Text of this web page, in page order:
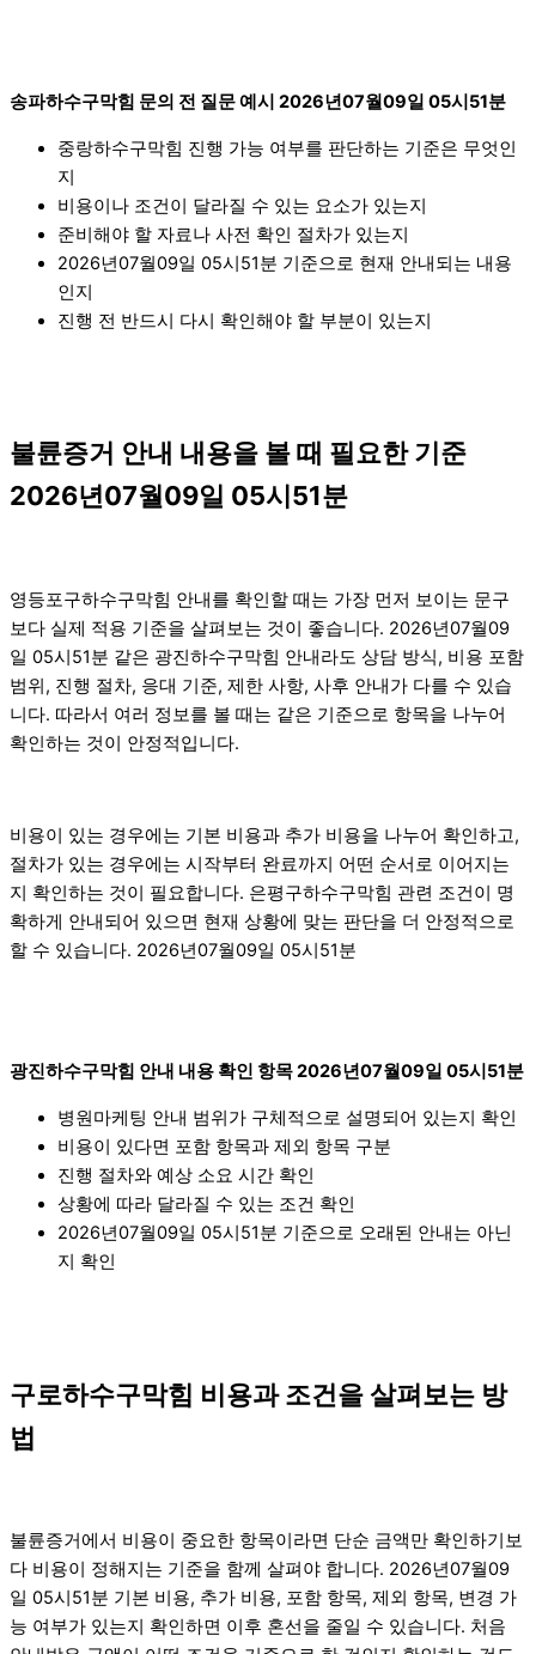
송파하수구막힘 문의 전 질문 예시 2026년07월09일 05시51분
중랑하수구막힘 진행 가능 여부를 판단하는 기준은 무엇인
지
비용이나 조건이 달라질 수 있는 요소가 있는지
준비해야 할 자료나 사전 확인 절차가 있는지
2026년07월09일 05시51분 기준으로 현재 안내되는 내용
인지
진행 전 반드시 다시 확인해야 할 부분이 있는지
불륜증거 안내 내용을 볼 때 필요한 기준
2026년07월09일 05시51분
영등포구하수구막힘 안내를 확인할 때는 가장 먼저 보이는 문구
보다 실제 적용 기준을 살펴보는 것이 좋습니다. 2026년07월09
일 05시51분 같은 광진하수구막힘 안내라도 상담 방식, 비용 포함
범위, 진행 절차, 응대 기준, 제한 사항, 사후 안내가 다를 수 있습
니다. 따라서 여러 정보를 볼 때는 같은 기준으로 항목을 나누어
확인하는 것이 안정적입니다.
비용이 있는 경우에는 기본 비용과 추가 비용을 나누어 확인하고,
절차가 있는 경우에는 시작부터 완료까지 어떤 순서로 이어지는
지 확인하는 것이 필요합니다. 은평구하수구막힘 관련 조건이 명
확하게 안내되어 있으면 현재 상황에 맞는 판단을 더 안정적으로
할 수 있습니다. 2026년07월09일 05시51분
광진하수구막힘 안내 내용 확인 항목 2026년07월09일 05시51분
병원마케팅 안내 범위가 구체적으로 설명되어 있는지 확인
비용이 있다면 포함 항목과 제외 항목 구분
진행 절차와 예상 소요 시간 확인
상황에 따라 달라질 수 있는 조건 확인
2026년07월09일 05시51분 기준으로 오래된 안내는 아닌
지 확인
구로하수구막힘 비용과 조건을 살펴보는 방
법
불륜증거에서 비용이 중요한 항목이라면 단순 금액만 확인하기보
다 비용이 정해지는 기준을 함께 살펴야 합니다. 2026년07월09
일 05시51분 기본 비용, 추가 비용, 포함 항목, 제외 항목, 변경 가
능 여부가 있는지 확인하면 이후 혼선을 줄일 수 있습니다. 처음